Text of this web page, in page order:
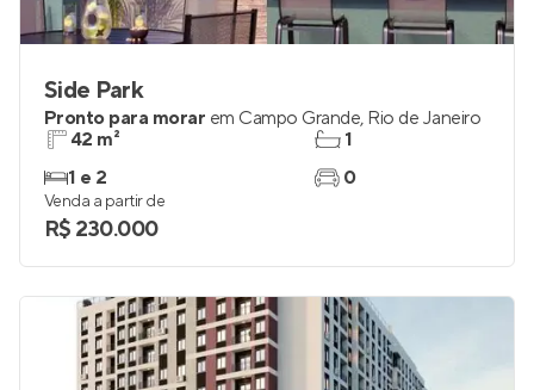
Side Park
Pronto para morar em Campo Grande, Rio de Janeiro
42 m²
1 e 2
1
0
Venda a partir de
R$ 230.000